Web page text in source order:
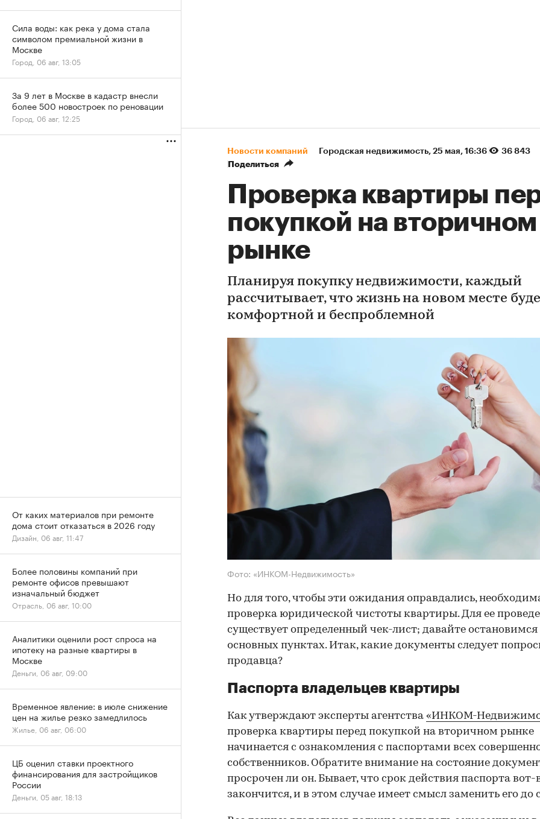
Новости компаний Городская недвижимость⁠, 25 мая, 16:36
36 843
Поделиться
Проверка квартиры
покупкой на вторичном
рынке
Планируя покупку недвижимости, каждый
рассчитывает, что жизнь на новом месте
комфортной и беспроблемной
Фото: «ИНКОМ-Недвижимость»
Но для того, чтобы эти ожидания оправдались,
проверка юридической чистоты квартиры. Для ее
существует определенный чек-лист; давайте остановимся
основных пунктах. Итак, какие документы следует
продавца?
Паспорта владельцев квартиры
Как утверждают эксперты агентства «ИНКОМ-
проверка квартиры перед покупкой на вторичном рынке
начинается с ознакомления с паспортами всех
собственников. Обратите внимание на состояние
просрочен ли он. Бывает, что срок действия паспорта вот-
закончится, и в этом случае имеет смысл заменить его до
Сила воды: как река у дома стала
символом премиальной жизни в
Москве
Город, 06 авг, 13:05
За 9 лет в Москве в кадастр внесли
более 500 новостроек по реновации
Город, 06 авг, 12:25
От каких материалов при ремонте
дома стоит отказаться в 2026 году
Дизайн, 06 авг, 11:47
Более половины компаний при
ремонте офисов превышают
изначальный бюджет
Отрасль, 06 авг, 10:00
Аналитики оценили рост спроса на
ипотеку на разные квартиры в
Москве
Деньги, 06 авг, 09:00
Временное явление: в июле снижение
цен на жилье резко замедлилось
Жилье, 06 авг, 06:00
ЦБ оценил ставки проектного
финансирования для застройщиков
России
Деньги, 05 авг, 18:13